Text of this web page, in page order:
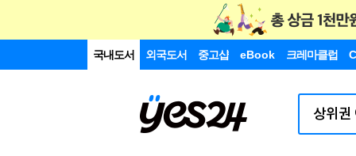
국내도서 외국도서 중고샵 eBook 크레마클럽